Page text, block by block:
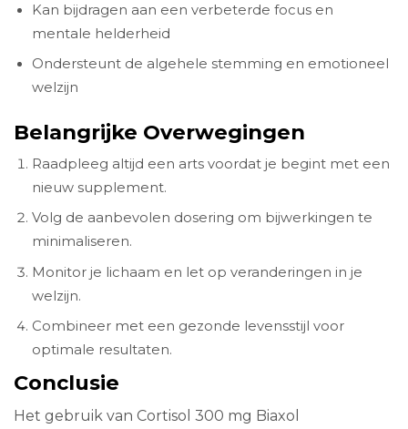
Kan bijdragen aan een verbeterde focus en
mentale helderheid
Ondersteunt de algehele stemming en emotioneel
welzijn
Belangrijke Overwegingen
Raadpleeg altijd een arts voordat je begint met een
nieuw supplement.
Volg de aanbevolen dosering om bijwerkingen te
minimaliseren.
Monitor je lichaam en let op veranderingen in je
welzijn.
Combineer met een gezonde levensstijl voor
optimale resultaten.
Conclusie
Het gebruik van Cortisol 300 mg Biaxol